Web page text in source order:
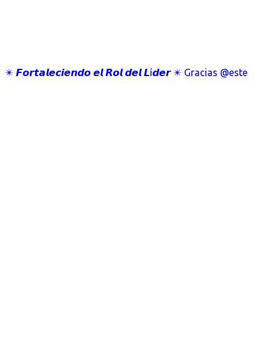
✴️ 𝙁𝙤𝙧𝙩𝙖𝙡𝙚𝙘𝙞𝙚𝙣𝙙𝙤 𝙚𝙡 𝙍𝙤𝙡 𝙙𝙚𝙡 𝙇í𝙙𝙚𝙧 ✴️ Gracias @este